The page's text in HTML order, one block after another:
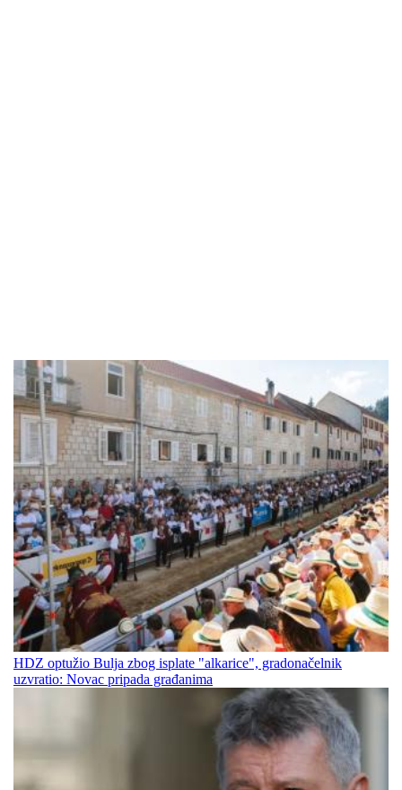
HDZ optužio Bulja zbog isplate "alkarice", gradonačelnik
uzvratio: Novac pripada građanima